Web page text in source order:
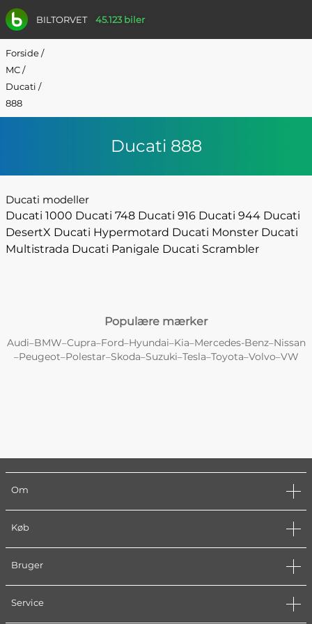
BILTORVET 45.123 biler
Forside/
MC/
Ducati /
888
Ducati 888
Ducati modeller
Ducati 1000 Ducati 748 Ducati 916 Ducati 944 Ducati
DesertX Ducati Hypermotard Ducati Monster Ducati
Multistrada Ducati Panigale Ducati Scrambler
Populære mærker
Audi–BMW–Cupra–Ford–Hyundai–Kia–Mercedes-Benz–Nissan
–Peugeot–Polestar–Skoda–Suzuki–Tesla–Toyota–Volvo–VW
Om
Køb
Bruger
Service